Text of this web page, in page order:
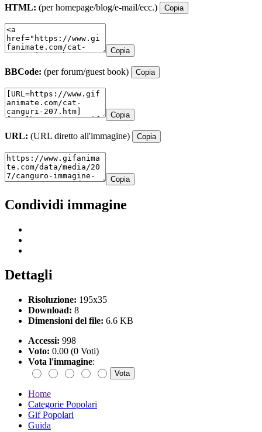
HTML: (per homepage/blog/e-mail/ecc.) Copia
Copia
BBCode: (per forum/guest book) Copia
Copia
URL: (URL diretto all'immagine) Copia
Copia
Condividi immagine
Dettagli
Risoluzione: 195x35
Download: 8
Dimensioni del file: 6.6 KB
Accessi: 998
Voto: 0.00 (0 Voti)
Vota l'immagine:
Home
Categorie Popolari
Gif Popolari
Guida